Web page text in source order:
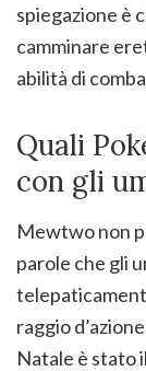
spiegazione è
camminare
abilità di
Quali
con gli
Mewtwo non
parole che gli
raggio
Natale è stato